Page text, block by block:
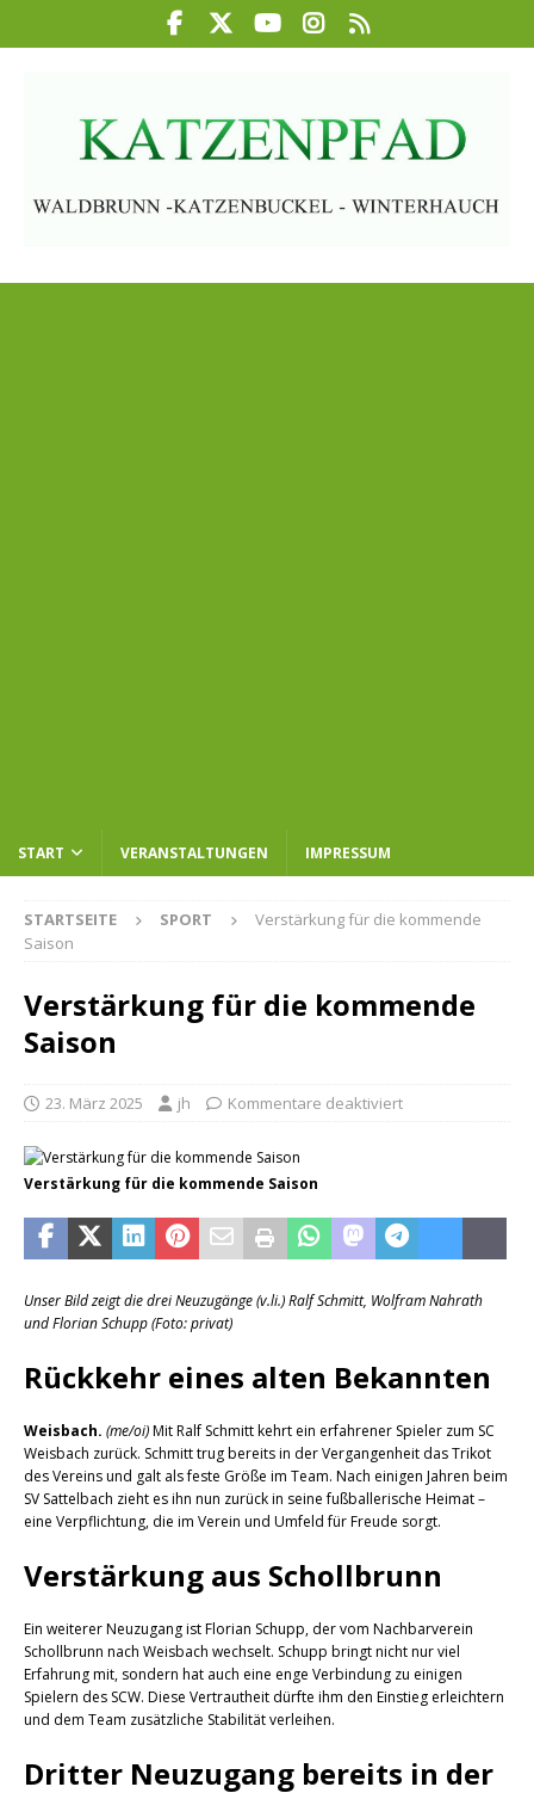
START VERANSTALTUNGEN IMPRESSUM
STARTSEITE SPORT
Verstärkung für die kommende
Saison
Verstärkung für die kommende
Saison
23. März 2025 jh Kommentare deaktiviert
Verstärkung für die kommende Saison
Unser Bild zeigt die drei Neuzugänge (v.li.) Ralf Schmitt, Wolfram Nahrath
und Florian Schupp (Foto: privat)
Rückkehr eines alten Bekannten
Weisbach. (me/oi)Mit Ralf Schmitt kehrt ein erfahrener Spieler zum SC
Weisbach zurück. Schmitt trug bereits in der Vergangenheit das Trikot
des Vereins und galt als feste Größe im Team. Nach einigen Jahren beim
SV Sattelbach zieht es ihn nun zurück in seine fußballerische Heimat –
eine Verpflichtung, die im Verein und Umfeld für Freude sorgt.
Verstärkung aus Schollbrunn
Ein weiterer Neuzugang ist Florian Schupp, der vom Nachbarverein
Schollbrunn nach Weisbach wechselt. Schupp bringt nicht nur viel
Erfahrung mit, sondern hat auch eine enge Verbindung zu einigen
Spielern des SCW. Diese Vertrautheit dürfte ihm den Einstieg erleichtern
und dem Team zusätzliche Stabilität verleihen.
Dritter Neuzugang bereits in der